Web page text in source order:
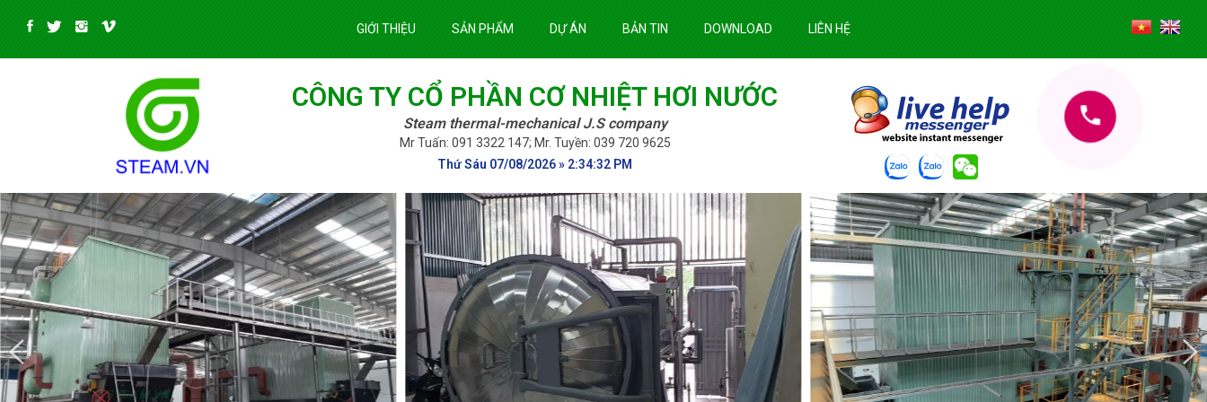
GIỚI THIỆU SẢN PHẨM DỰ ÁN BẢN TIN DOWNLOAD LIÊN HỆ
CÔNG TY CỔ PHẦN CƠ NHIỆT HƠI NƯỚC
Steam thermal-mechanical J.S company
Mr Tuấn: 091 3322 147; Mr. Tuyền: 039 720 9625
Thứ Sáu 07/08/2026 » 2:34:34 PM